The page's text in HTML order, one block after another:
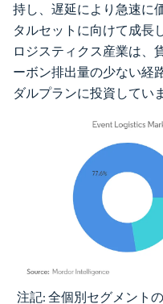
持し、遅延により急速に
タルセットに向けて成長
ロジスティクス産業は、
ーボン排出量の少ない経
ダルプランに投資してい
注記: 全個別セグメント